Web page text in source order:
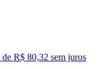
de R$ 80,32 sem juros